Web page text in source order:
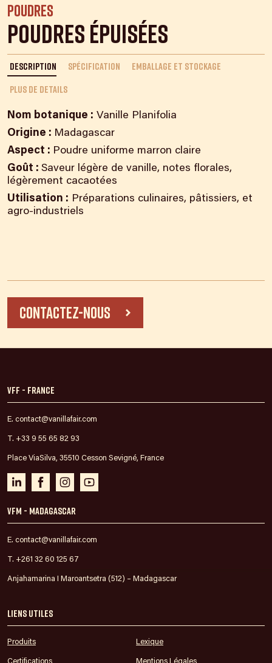
Poudres
Poudres Épuisées
DESCRIPTION SPÉCIFICATION
EMBALLAGE ET STOCKAGE
Plus de details
Nom botanique : Vanille Planifolia
Origine : Madagascar
Aspect : Poudre uniforme marron claire
Goût : Saveur légère de vanille, notes florales,
légèrement cacaotées
Utilisation : Préparations culinaires, pâtissiers, et
agro-industriels
Contactez-nous
VFF - France
E. contact@vanillafair.com
T. +33 9 55 65 82 93
Place ViaSilva, 35510 Cesson Sevigné, France
VFM - Madagascar
E. contact@vanillafair.com
T. +261 32 60 125 67
Anjahamarina I Maroantsetra (512) – Madagascar
Liens utiles
Produits Lexique
Certifications Mentions Légales